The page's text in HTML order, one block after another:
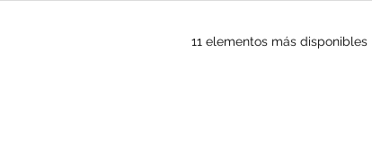
11 elementos más disponibles